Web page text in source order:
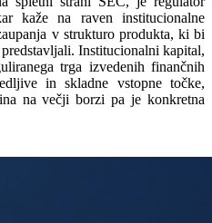
kaže na raven institucionalne
v strukturo produkta, ki bi
Institucionalni kapital,
trga izvedenih finančnih
in skladne vstopne točke,
na večji borzi pa je konkretna